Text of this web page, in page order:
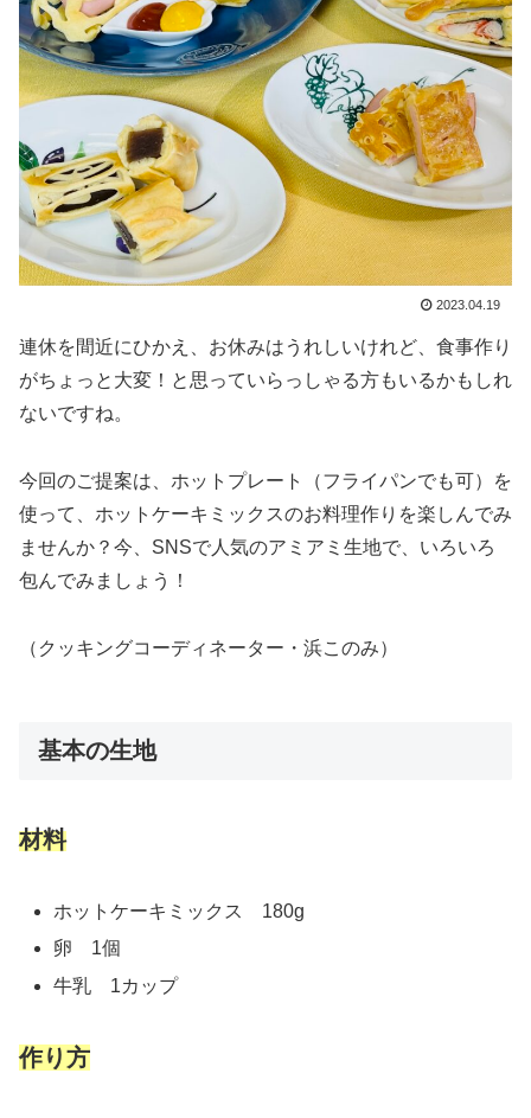
2023.04.19
連休を間近にひかえ、お休みはうれしいけれど、食事作り
がちょっと大変！と思っていらっしゃる方もいるかもしれ
ないですね。
今回のご提案は、ホットプレート（フライパンでも可）を
使って、ホットケーキミックスのお料理作りを楽しんでみ
ませんか？今、SNSで人気のアミアミ生地で、いろいろ
包んでみましょう！
（クッキングコーディネーター・浜このみ）
基本の生地
材料
ホットケーキミックス 180g
卵 1個
牛乳 1カップ
作り方